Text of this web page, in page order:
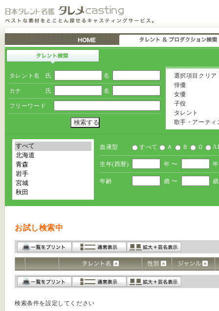
タレント名 氏 名
カナ 氏 名
フリーワード
選択項目クリア
俳優
女優
子役
タレント
歌手・アーティ
血液型 すべて Ａ Ｂ Ｏ
生年(西暦) 年 〜
年齢 歳 〜 歳
お試し検索中
検索条件を設定してください